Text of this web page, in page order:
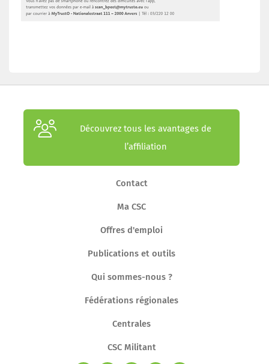
Découvrez tous les avantages de
l’affiliation
Contact
Ma CSC
Offres d'emploi
Publications et outils
Qui sommes-nous ?
Fédérations régionales
Centrales
CSC Militant